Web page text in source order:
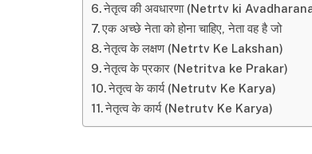
नेतृत्व की अवधारणा (Netrtv ki
एक अच्छे नेता को होना चाहिए, नेता वह है जो
नेतृत्व के लक्षण (Netrtv Ke Lakshan)
नेतृत्व के प्रकार (Netritva ke Prakar)
नेतृत्व के कार्य (Netrutv Ke Karya)
नेतृत्व के कार्य (Netrutv Ke Karya)